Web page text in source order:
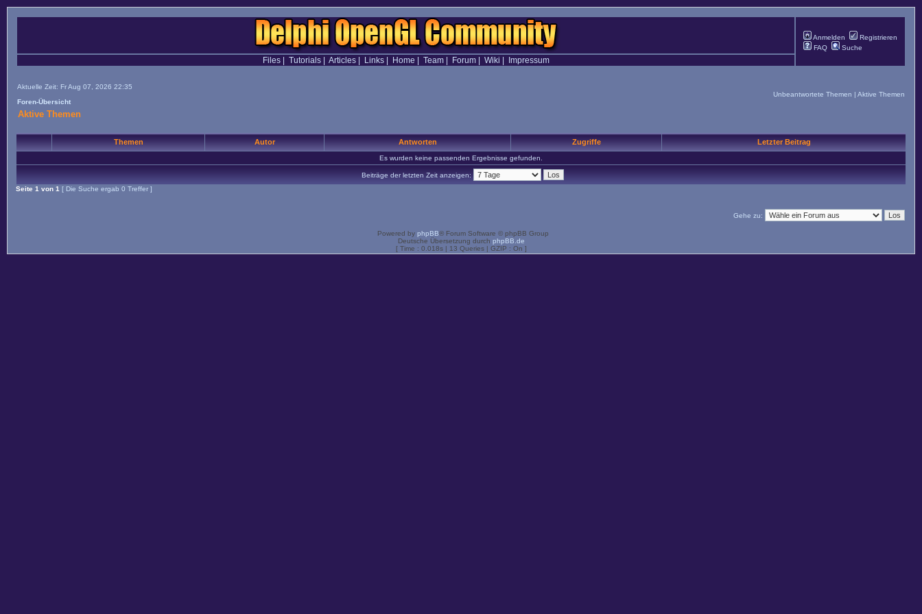
Anmelden
Registrieren
FAQ
Suche
Files| Tutorials| Articles| Links| Home Team| Forum| Wiki Impressum
Aktuelle Zeit: Fr Aug 07, 2026 22:35
Foren-Übersicht
Unbeantwortete Themen | Aktive Themen
Aktive Themen
Themen Autor Antworten Zugriffe Letzter Beitrag
Es wurden keine passenden Ergebnisse gefunden.
Beiträge der letzten Zeit anzeigen:
Seite 1 von 1 [ Die Suche ergab 0 Treffer ]
Gehe zu:
Powered by phpBB® Forum Software © phpBB Group
Deutsche Übersetzung durch phpBB.de
[ Time : 0.018s | 13 Queries | GZIP : On ]